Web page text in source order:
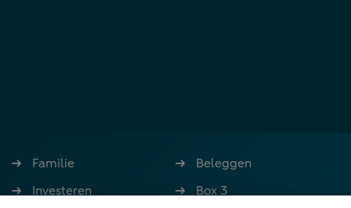
Familie
Investeren
Beleggen
Box 3